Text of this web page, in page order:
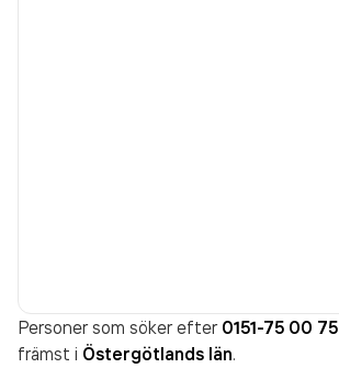
Personer som söker efter 0151-75 00 75
främst i Östergötlands län.